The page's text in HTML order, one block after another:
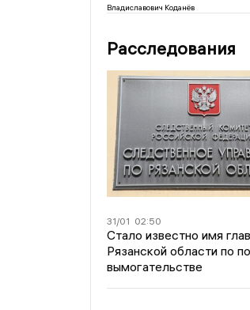
Владиславович Коданёв
Расследования
31/01 02:50
Стало известно имя
Рязанской области по
вымогательстве